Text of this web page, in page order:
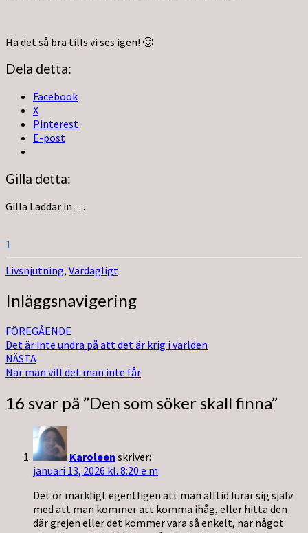
Ha det så bra tills vi ses igen! 🙂
Dela detta:
Facebook
X
Pinterest
E-post
Gilla detta:
Gilla Laddar in …
1
Livsnjutning, Vardagligt
Inläggsnavigering
FÖREGÅENDE
Det är inte undra på att det är krig i världen
NÄSTA
När man vill det man inte får
16 svar på ”Den som söker skall finna”
Karoleen skriver:
januari 13, 2026 kl. 8:20 e m
Det ör märkligt egentligen att man alltid lurar sig själv
med att man kommer att komma ihåg, eller hitta den
där grejen eller det kommer vara så enkelt, när något